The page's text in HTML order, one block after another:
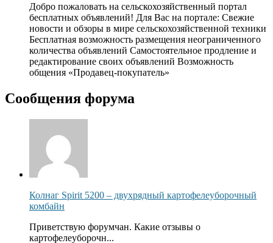
Добро пожаловать на сельскохозяйственный портал
бесплатных объявлений! Для Вас на портале: Свежие
новости и обзоры в мире сельскохозяйственной техники
Бесплатная возможность размещения неограниченного
количества объявлений Самостоятельное продление и
редактирование своих объявлений Возможность
общения «Продавец-покупатель»
Сообщения форума
Колнаг Spirit 5200 – двухрядный картофелеуборочный
комбайн
Приветствую форумчан. Какие отзывы о
картофелеуборочн...